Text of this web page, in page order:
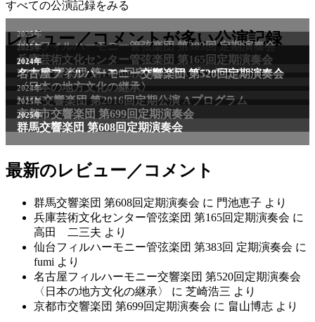
すべての公演記録をみる
レビュー／コメントが多い公演記録
2025年
仙台フィルハーモニー管弦楽団 第383回 定期演奏会
2025年
兵庫芸術文化センター管弦楽団 第165回定期演奏会
2011年
NHK交響楽団 第1706回定期公演Aプログラム
2024年
名古屋フィルハーモニー交響楽団 第520回定期演奏会
〈日本の地方文化の継承〉
2024年
NHK交響楽団 第2016回定期公演 Aプログラム
2025年
京都市交響楽団 第699回定期演奏会
2025年
群馬交響楽団 第608回定期演奏会
最新のレビュー／コメント
群馬交響楽団 第608回定期演奏会 に 門池恵子 より
兵庫芸術文化センター管弦楽団 第165回定期演奏会 に
高田 二三夫 より
仙台フィルハーモニー管弦楽団 第383回 定期演奏会 に
fumi より
名古屋フィルハーモニー交響楽団 第520回定期演奏会
〈日本の地方文化の継承〉
に 芝崎浩三 より
京都市交響楽団 第699回定期演奏会 に 畠山博志 より